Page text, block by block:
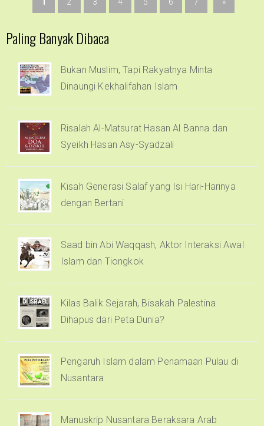
Paling Banyak Dibaca
Bukan Muslim, Tapi Rakyatnya Minta
Dinaungi Kekhalifahan Islam
Risalah Al-Matsurat Hasan Al Banna dan
Syeikh Hasan Asy-Syadzali
Kisah Generasi Salaf yang Isi Hari-Harinya
dengan Bertani
Saad bin Abi Waqqash, Aktor Interaksi Awal
Islam dan Tiongkok
Kilas Balik Sejarah, Bisakah Palestina
Dihapus dari Peta Dunia?
Pengaruh Islam dalam Penamaan Pulau di
Nusantara
Manuskrip Nusantara Beraksara Arab